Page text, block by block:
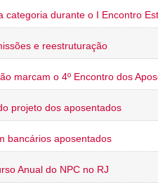
categoria durante o I Encontro
e reestruturação
marcam o 4º Encontro dos
projeto dos aposentados
bancários aposentados
Anual do NPC no RJ